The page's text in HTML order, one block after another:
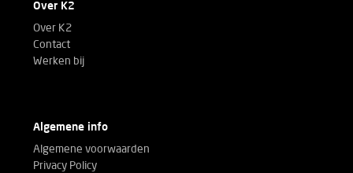
Over K2
Over K2
Contact
Werken bij
Algemene info
Algemene voorwaarden
Privacy Policy